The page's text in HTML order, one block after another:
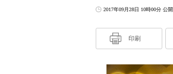
2017年09月28日 10時00分 公開
印刷